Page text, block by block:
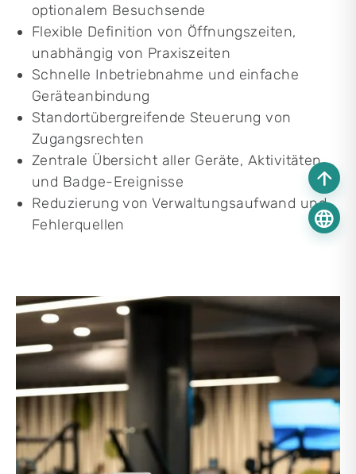
arrow_upward
language
optionalem Besuchsende
Flexible Definition von Öffnungszeiten,
unabhängig von Praxiszeiten
Schnelle Inbetriebnahme und einfache
Geräteanbindung
Standortübergreifende Steuerung von
Zugangsrechten
Zentrale Übersicht aller Geräte, Aktivitäten
und Badge-Ereignisse
Reduzierung von Verwaltungsaufwand und
Fehlerquellen